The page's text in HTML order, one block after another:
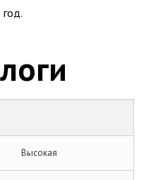
Высокая